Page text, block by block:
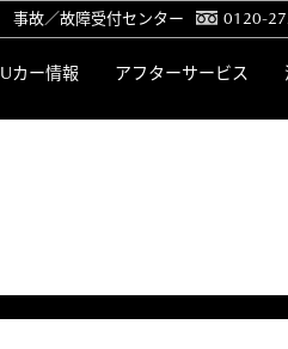
事故／故障受付センター 0120-
Uカー情報 アフターサービス